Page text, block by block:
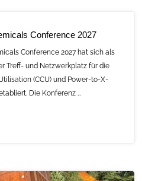
Conference 2027
Conference 2027 hat sich als
Treff- und Netzwerkplatz für die
(CCU) und Power-to-X-
Die Konferenz …